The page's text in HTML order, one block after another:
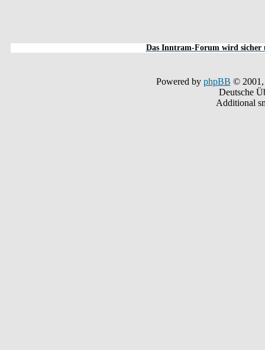
Das Inntram-Forum wird sicher
Powered by phpBB © 2001,
Deutsche
Additional